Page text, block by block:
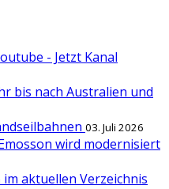
- Jetzt Kanal
bis nach Australien und
03. Juli 2026
wird modernisiert
aktuellen Verzeichnis